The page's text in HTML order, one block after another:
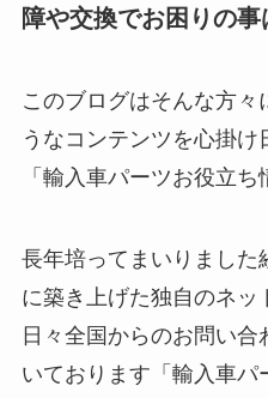
障や交換でお困りの
このブログはそんな方々
うなコンテンツを心掛
「輸入車パーツお役立ち
長年培ってまいりました
に築き上げた独自のネッ
日々全国からのお問い
いております「輸入車パ